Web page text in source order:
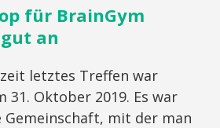
für BrainGym
an
letztes Treffen war
31. Oktober 2019. Es war
Gemeinschaft, mit der man